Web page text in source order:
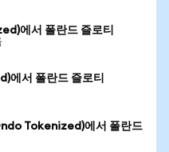
에서 폴란드 즐로티
서 폴란드 즐로티
Tokenized)에서 폴란드